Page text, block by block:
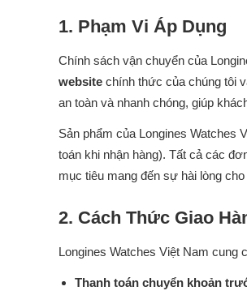
1. Phạm Vi Áp Dụng
Chính sách vận chuyển của
website chính thức của chúng tôi
an toàn và nhanh chóng, giúp
Sản phẩm của Longines Watches
toán khi nhận hàng). Tất cả các
mục tiêu mang đến sự hài lòng
2. Cách Thức Giao
Longines Watches Việt Nam cung
Thanh toán chuyển khoản